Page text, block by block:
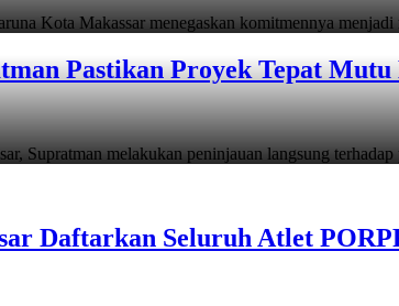
Kota Makassar menegaskan komitmennya menjadi
Pastikan Proyek Tepat
melakukan peninjauan langsung
Daftarkan Seluruh Atlet